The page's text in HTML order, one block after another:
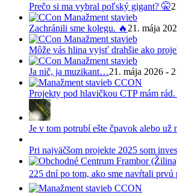
Prečo si ma vybral poľský gigant? 🤫
Zachránili sme kolegu. 🔥 21. mája
Môže vás hlina vyjsť drahšie ako
Ja nič, ja muzikant…21. mája 2026 -
Projekty pod hlavičkou CTP mám
Je v tom potrubí ešte čpavok alebo už
Pri najväčšom projekte 2025 som
225 dní po tom, ako sme navŕtali